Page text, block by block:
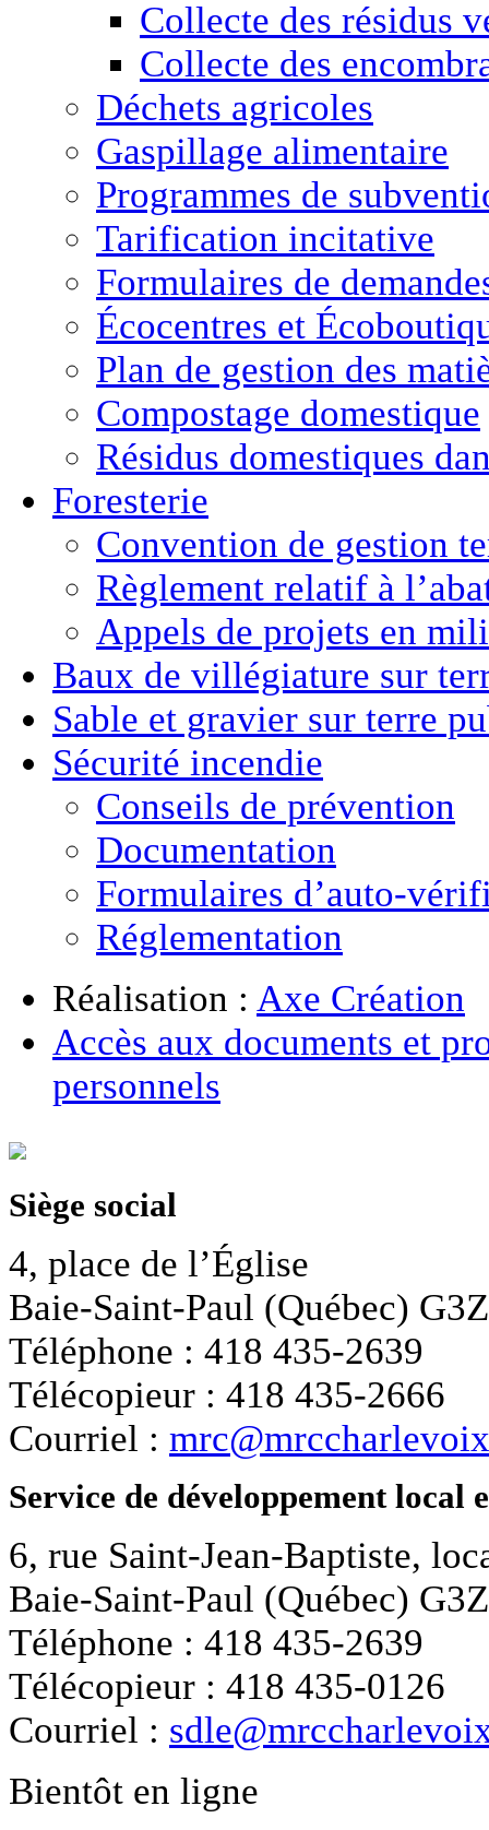
Collecte des résidus
Collecte des
Déchets agricoles
Gaspillage alimentaire
Programmes de
Tarification incitative
Formulaires de
Écocentres et
Plan de gestion des
Compostage domestique
Résidus domestiques
Foresterie
Convention de gestion
Règlement relatif à
Appels de projets en
Baux de villégiature sur
Sable et gravier sur terre
Sécurité incendie
Conseils de prévention
Documentation
Formulaires d’auto-
Réglementation
Réalisation : Axe Création
Accès aux documents et
personnels
Siège social
4, place de l’Église
Baie-Saint-Paul (Québec)
Téléphone : 418 435-2639
Télécopieur : 418 435-2666
Courriel :
Service de développement
6, rue Saint-Jean-Baptiste,
Baie-Saint-Paul (Québec)
Téléphone : 418 435-2639
Télécopieur : 418 435-0126
Courriel :
Bientôt en ligne